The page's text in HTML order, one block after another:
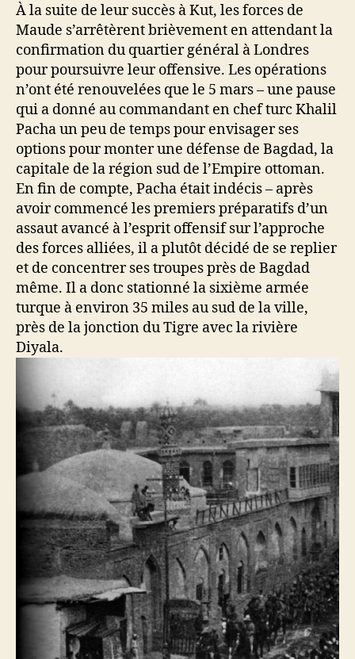
À la suite de leur succès à Kut, les forces de
Maude s’arrêtèrent brièvement en attendant la
confirmation du quartier général à Londres
pour poursuivre leur offensive. Les opérations
n’ont été renouvelées que le 5 mars – une pause
qui a donné au commandant en chef turc Khalil
Pacha un peu de temps pour envisager ses
options pour monter une défense de Bagdad, la
capitale de la région sud de l’Empire ottoman.
En fin de compte, Pacha était indécis – après
avoir commencé les premiers préparatifs d’un
assaut avancé à l’esprit offensif sur l’approche
des forces alliées, il a plutôt décidé de se replier
et de concentrer ses troupes près de Bagdad
même. Il a donc stationné la sixième armée
turque à environ 35 miles au sud de la ville,
près de la jonction du Tigre avec la rivière
Diyala.